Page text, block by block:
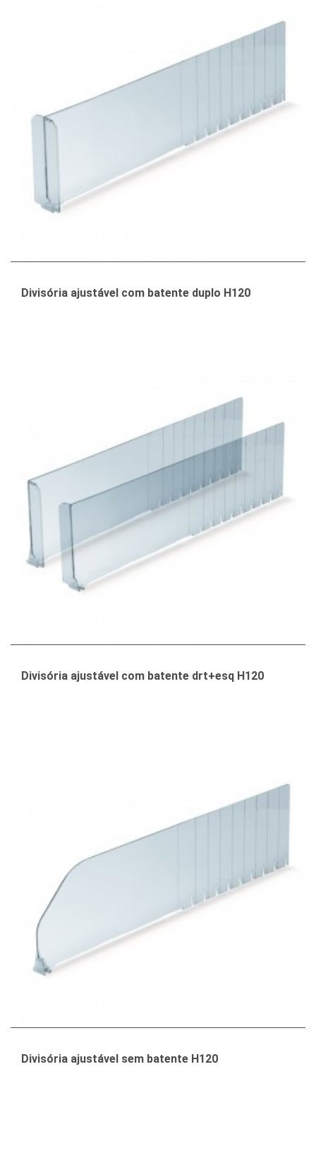
Divisória ajustável com batente duplo H120
Divisória ajustável com batente drt+esq H120
Divisória ajustável sem batente H120